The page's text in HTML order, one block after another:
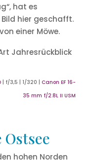
hat es
hier geschafft.
einer Möwe.
| f/3,5 | 1/320 |Canon EF 16-
35 mm f/2.8L II USM
Ostsee
hohen Norden